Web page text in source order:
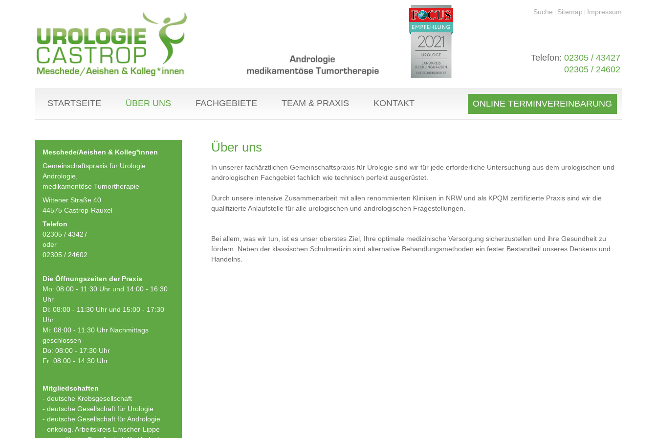
Suche | Sitemap | Impressum
Telefon: 02305 / 43427
02305 / 24602
STARTSEITE ÜBER UNS FACHGEBIETE TEAM & PRAXIS KONTAKT ONLINE TERMINVEREINBARUNG
Meschede/Aeishen & Kolleg*innen
Gemeinschaftspraxis für Urologie
Andrologie,
medikamentöse Tumortherapie
Wittener Straße 40
44575 Castrop-Rauxel
Telefon
02305 / 43427
oder
02305 / 24602
Die Öffnungszeiten der Praxis
Mo: 08:00 - 11:30 Uhr und 14:00 - 16:30
Uhr
Di: 08:00 - 11:30 Uhr und 15:00 - 17:30
Uhr
Mi: 08:00 - 11:30 Uhr Nachmittags
geschlossen
Do: 08:00 - 17:30 Uhr
Fr: 08:00 - 14:30 Uhr
Mitgliedschaften
- deutsche Krebsgesellschaft
- deutsche Gesellschaft für Urologie
- deutsche Gesellschaft für Andrologie
- onkolog. Arbeitskreis Emscher-Lippe
Über uns
In unserer fachärztlichen Gemeinschaftspraxis für Urologie sind wir für jede erforderliche Untersuchung aus dem urologischen und
andrologischen Fachgebiet fachlich wie technisch perfekt ausgerüstet.
Durch unsere intensive Zusammenarbeit mit allen renommierten Kliniken in NRW und als KPQM zertifizierte Praxis sind wir die
qualifizierte Anlaufstelle für alle urologischen und andrologischen Fragestellungen.
Bei allem, was wir tun, ist es unser oberstes Ziel, Ihre optimale medizinische Versorgung sicherzustellen und ihre Gesundheit zu
fördern. Neben der klassischen Schulmedizin sind alternative Behandlungsmethoden ein fester Bestandteil unseres Denkens und
Handelns.